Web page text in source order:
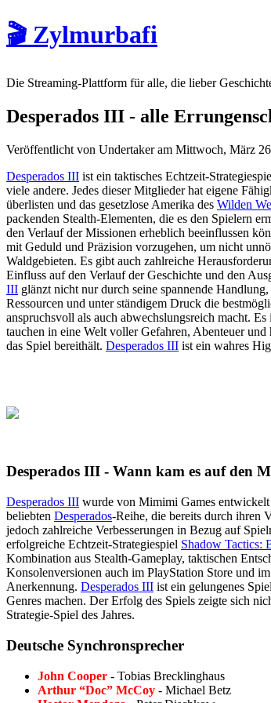
🎬 Zylmurbafi
Die Streaming-Plattform für alle, die lieber
Desperados III - alle
Veröffentlicht von Undertaker am Mittwoch, März
Desperados III ist ein taktisches Echtzeit-
viele andere. Jedes dieser Mitglieder hat eigene
überlisten und das gesetzlose Amerika des Wilden
packenden Stealth-Elementen, die es den Spielern
den Verlauf der Missionen erheblich beeinflussen
mit Geduld und Präzision vorzugehen, um nicht
Waldgebieten. Es gibt auch zahlreiche
Einfluss auf den Verlauf der Geschichte und den
III glänzt nicht nur durch seine spannende
Ressourcen und unter ständigem Druck die
anspruchsvoll als auch abwechslungsreich macht.
tauchen in eine Welt voller Gefahren, Abenteuer
das Spiel bereithält. Desperados III ist ein wahres
Desperados III - Wann kam es auf den
Desperados III wurde von Mimimi Games
beliebten Desperados-Reihe, die bereits durch ihren
jedoch zahlreiche Verbesserungen in Bezug auf
erfolgreiche Echtzeit-Strategiespiel Shadow Tactics:
Kombination aus Stealth-Gameplay, taktischen
Konsolenversionen auch im PlayStation Store und
Anerkennung. Desperados III ist ein gelungenes
Genres machen. Der Erfolg des Spiels zeigte sich
Strategie-Spiel des Jahres.
Deutsche Synchronsprecher
John Cooper - Tobias Brecklinghaus
Arthur “Doc” McCoy - Michael Betz